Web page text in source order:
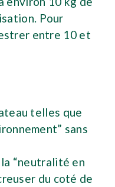
Pour
entre 10 et
telles que
sans
“neutralité en
du coté de